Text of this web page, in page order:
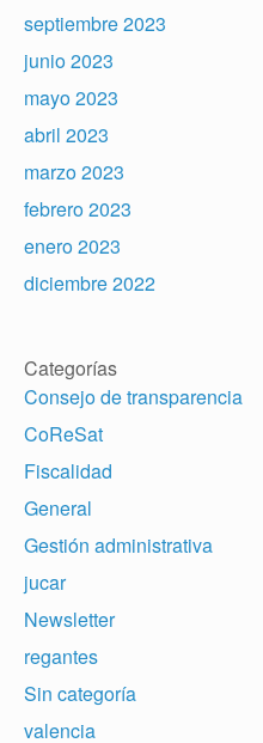
septiembre 2023
junio 2023
mayo 2023
abril 2023
marzo 2023
febrero 2023
enero 2023
diciembre 2022
Categorías
Consejo de transparencia
CoReSat
Fiscalidad
General
Gestión administrativa
jucar
Newsletter
regantes
Sin categoría
valencia